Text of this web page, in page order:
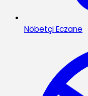
Nöbetçi Eczane